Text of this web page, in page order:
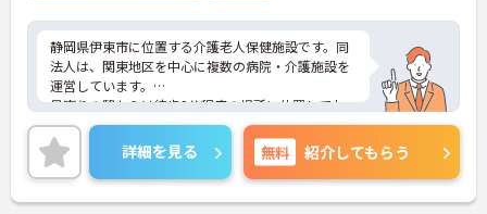
静岡県伊東市に位置する介護老人保健施設です。同
法人は、関東地区を中心に複数の病院・介護施設を
運営しています。
最寄りの駅からは徒歩2分程度の場所に位置してお
り、マイカー通勤可能・無料駐車場も完備されてい
るので、通勤にとても便利です。
残業時間はほとんど発生しません。プライベートと
メリハリをつけて勤務して頂けます。
ご興味をお持ちの方には詳細の情報や面接のポイン
詳細を見る 無料 紹介してもらう